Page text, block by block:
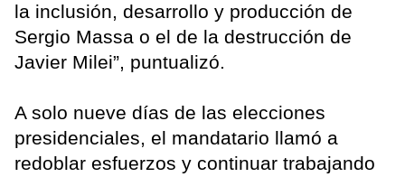
la inclusión, desarrollo y producción de
Sergio Massa o el de la destrucción de
Javier Milei”, puntualizó.
A solo nueve días de las elecciones
presidenciales, el mandatario llamó a
redoblar esfuerzos y continuar trabajando